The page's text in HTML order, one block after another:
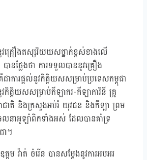
គ្រឿងឥស្សរិយយសថ្នាក់ខ្ពស់ខាងលើ
នថ្លែងថា ការទទួលបាននូវគ្រឿង
ការផ្ដល់នូវកិត្តិយសសម្រាប់ប្រទេសកម្ពុជា
កិត្តិយសសម្រាប់កីឡាករ-កីឡាការិនី គ្រូ
ាតិ និងក្រសួងអប់រំ យុវជន និងកីឡា ព្រម
លនាអូឡាំពិកទាំងអស់ ដែលបានគាំទ្រ
ា។
ដម វ៉ាត់ ចំរើន បានសម្ដែងនូវការអបអរ